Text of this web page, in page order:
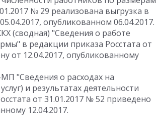
№ 29 реализована выгрузка в
опубликованном 06.04.2017.
(сводная) "Сведения о работе
в редакции приказа Росстата от
от 12.04.2017, опубликованному
"Сведения о расходах на
и результатах деятельности
от 31.01.2017 № 52 приведено
12.04.2017.